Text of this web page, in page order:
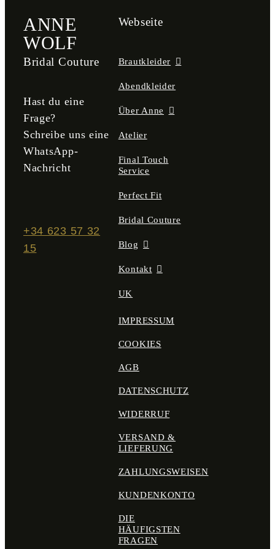
ANNE
WOLF
Bridal Couture
Hast du eine
Frage?
Schreibe uns eine
WhatsApp-
Nachricht
+34 623 57 32
15
Webseite
Brautkleider
Abendkleider
Über Anne
Atelier
Final Touch
Service
Perfect Fit
Bridal Couture
Blog
Kontakt
UK
IMPRESSUM
COOKIES
AGB
DATENSCHUTZ
WIDERRUF
VERSAND &
LIEFERUNG
ZAHLUNGSWEISEN
KUNDENKONTO
DIE
HÄUFIGSTEN
FRAGEN